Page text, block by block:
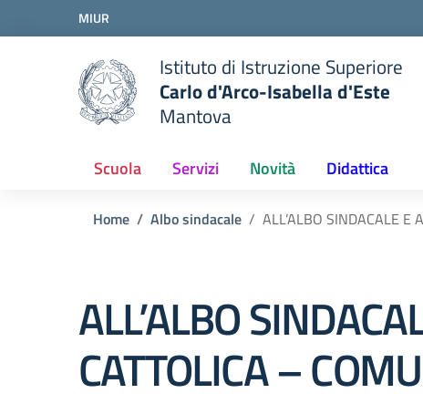
Vai ai contenuti
Vai al menu di navigazione
Vai al footer
MIUR
Istituto di Istruzione Superiore
Carlo d'Arco-Isabella d'Este
Mantova
Scuola Servizi Novità Didattica
Home Albo sindacale ALL’ALBO SINDACALE E
ALL’ALBO
CATTOLICA –